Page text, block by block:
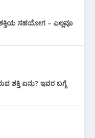
ಸಹಯೋಗ – ಎಲ್ಲವೂ
ಶಕ್ತಿ ಏನು? ಇವರ ಬಗ್ಗೆ